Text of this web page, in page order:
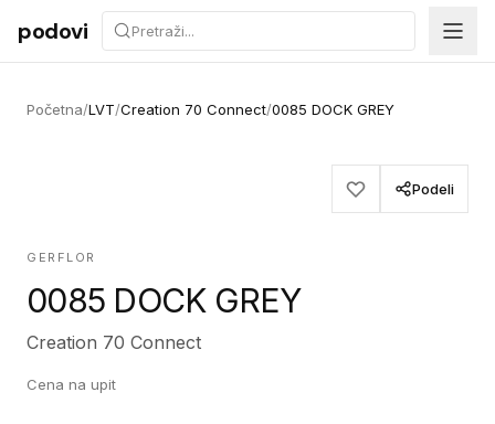
Preskoči na sadržaj
podovi
Početna/LVT/Creation 70 Connect/0085 DOCK GREY
Podeli
GERFLOR
0085 DOCK GREY
Creation 70 Connect
Cena na upit